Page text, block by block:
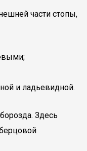
части стопы,
и ладьевидной.
Здесь